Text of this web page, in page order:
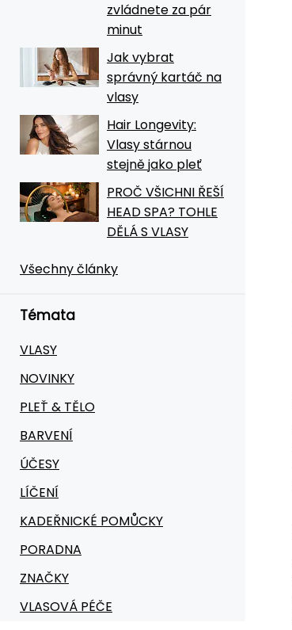
zvládnete za pár
minut
Jak vybrat
správný kartáč na
vlasy
Hair Longevity:
Vlasy stárnou
stejně jako pleť
PROČ VŠICHNI ŘEŠÍ
HEAD SPA? TOHLE
DĚLÁ S VLASY
Všechny články
Témata
VLASY
NOVINKY
PLEŤ & TĚLO
BARVENÍ
ÚČESY
LÍČENÍ
KADEŘNICKÉ POMŮCKY
PORADNA
ZNAČKY
VLASOVÁ PÉČE